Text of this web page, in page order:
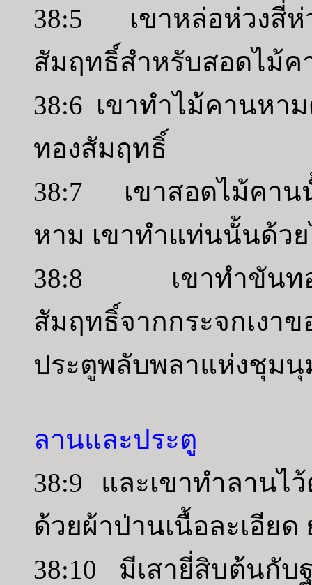
38:5 เขาหล่อห่วงสี่ห่
สัมฤทธิ์สำหรับสอดไม้ค
38:6 เขาทำไม้คานหา
ทองสัมฤทธิ์
38:7 เขาสอดไม้คาน
หาม เขาทำแท่นนั้นด้ว
38:8 เขาทำขันทอง
สัมฤทธิ์จากกระจกเงา
ประตูพลับพลาแห่งชุมนุ
ลานและประตู
38:9 และเขาทำลานไ
ด้วยผ้าป่านเนื้อละเอียด
38:10 มีเสายี่สิบต้นกับ